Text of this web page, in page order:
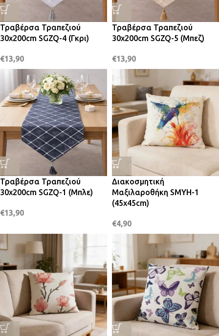
Τραβέρσα Τραπεζιού
30x200cm SGZQ-4 (Γκρι)
€13,90
Τραβέρσα Τραπεζιού
30x200cm SGZQ-5 (Μπεζ)
€13,90
Τραβέρσα Τραπεζιού
30x200cm SGZQ-1 (Μπλε)
€13,90
Διακοσμητική
Μαξιλαροθήκη SMYH-1
(45x45cm)
€4,90